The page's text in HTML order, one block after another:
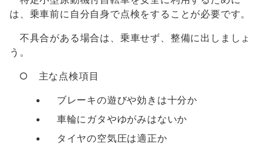
は、乗車前に自分自身で点検をすることが必要です。
不具合がある場合は、乗車せず、整備に出しましょ
う。
○ 主な点検項目
ブレーキの遊びや効きは十分か
車輪にガタやゆがみはないか
タイヤの空気圧は適正か